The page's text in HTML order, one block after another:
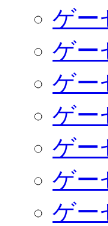
ゲー
ゲー
ゲー
ゲー
ゲー
ゲー
ゲー